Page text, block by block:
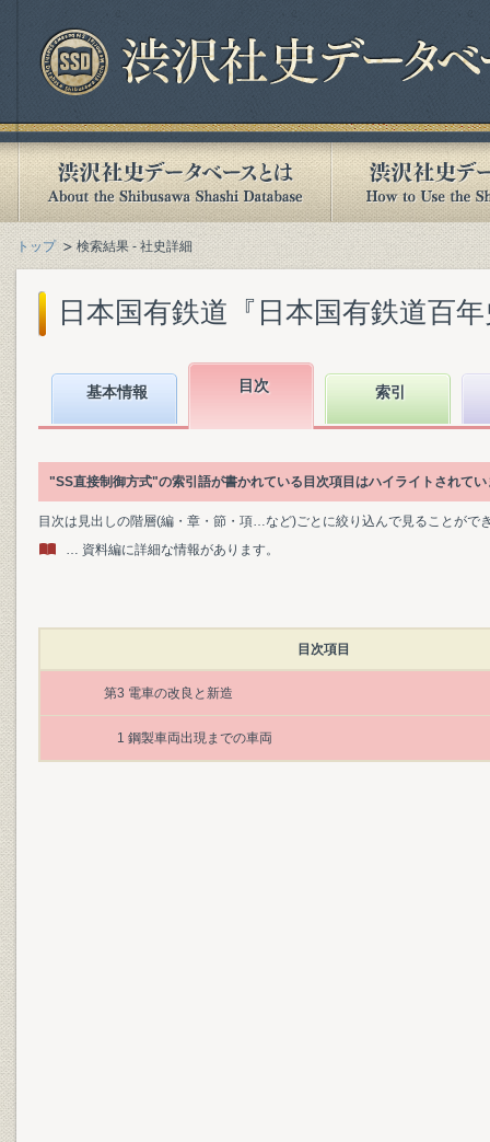
トップ 検索結果 - 社史詳細
日本国有鉄道『日本国有鉄道百
基本情報 目次 索引
"SS直接制御方式"の索引語が書かれている目次項目はハイライトされてい
目次は見出しの階層(編・章・節・項…など)ごとに絞り込んで見ることがで
… 資料編に詳細な情報があります。
目次項目
第3 電車の改良と新造
1 鋼製車両出現までの車両